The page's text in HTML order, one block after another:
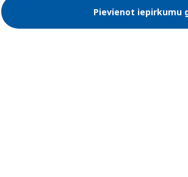
Pievienot iepirkumu